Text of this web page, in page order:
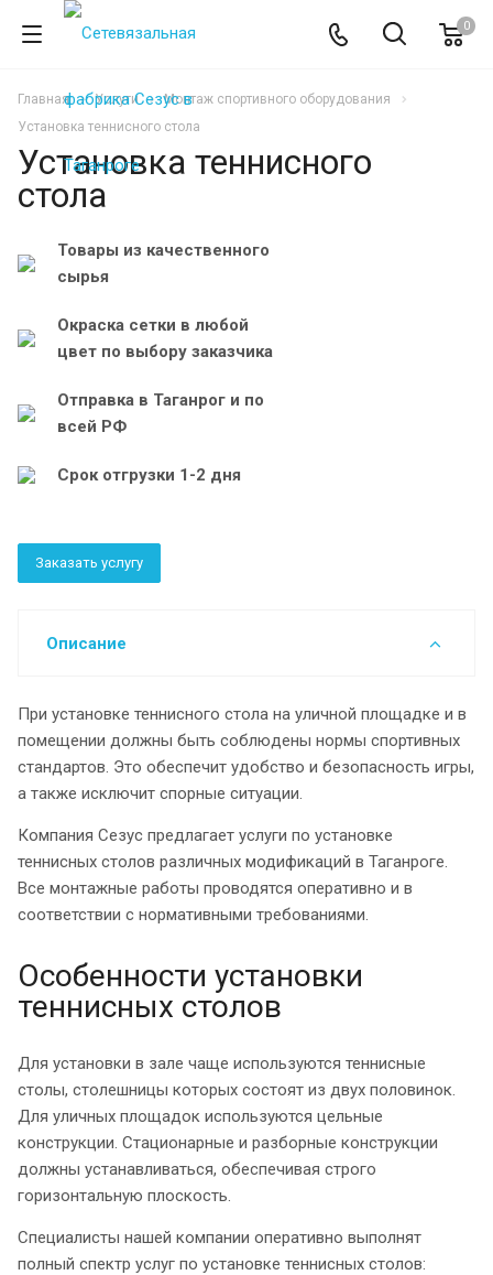
0
Главная Услуги
Монтаж спортивного оборудования
Установка теннисного стола
Установка теннисного
стола
Товары из качественного
сырья
Окраска сетки в любой
цвет по выбору заказчика
Отправка в Таганрог и по
всей РФ
Срок отгрузки 1-2 дня
Заказать услугу
Описание
При установке теннисного стола на уличной площадке и в
помещении должны быть соблюдены нормы спортивных
стандартов. Это обеспечит удобство и безопасность игры,
а также исключит спорные ситуации.
Компания Сезус предлагает услуги по установке
теннисных столов различных модификаций в Таганроге.
Все монтажные работы проводятся оперативно и в
соответствии с нормативными требованиями.
Особенности установки
теннисных столов
Для установки в зале чаще используются теннисные
столы, столешницы которых состоят из двух половинок.
Для уличных площадок используются цельные
конструкции. Стационарные и разборные конструкции
должны устанавливаться, обеспечивая строго
горизонтальную плоскость.
Специалисты нашей компании оперативно выполнят
полный спектр услуг по установке теннисных столов: